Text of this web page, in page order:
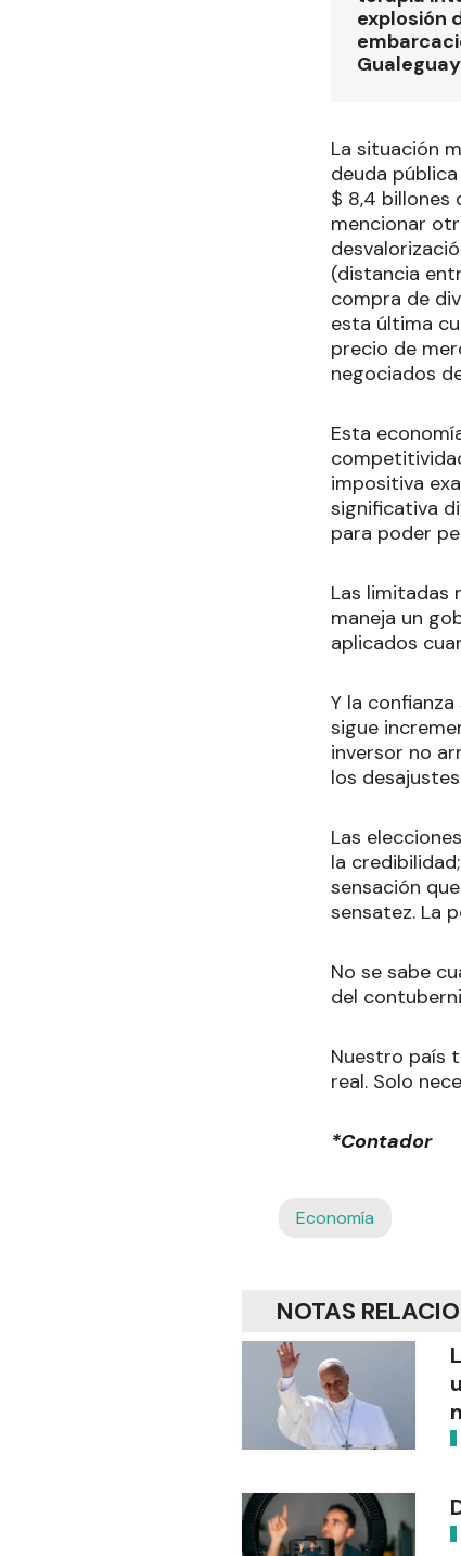
explosión
La situación
deuda
$ 8,4 billones
mencionar
(distancia
compra de
esta última
precio de
negociados
Esta
impositiva
significativa
para poder
Las limitadas
maneja un
aplicados
Y la
sigue
inversor no
los
Las
la
sensación
sensatez. La
No se sabe
del
Nuestro país
real. Solo
*Contador
Economía
NOTAS